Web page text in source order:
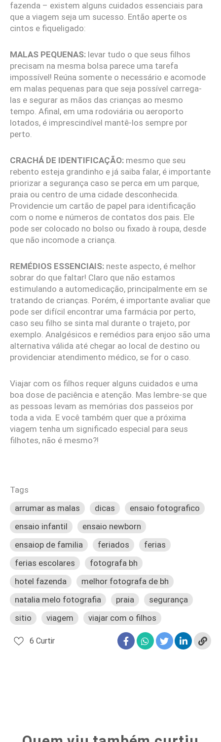
fazenda – existem alguns cuidados essenciais para
que a viagem seja um sucesso. Então aperte os
cintos e fiqueligado:
MALAS PEQUENAS: levar tudo o que seus filhos
precisam na mesma bolsa parece uma tarefa
impossível! Reúna somente o necessário e acomode
em malas pequenas para que seja possível carrega-
las e segurar as mãos das crianças ao mesmo
tempo. Afinal, em uma rodoviária ou aeroporto
lotados, é imprescindível mantê-los sempre por
perto.
CRACHÁ DE IDENTIFICAÇÃO: mesmo que seu
rebento esteja grandinho e já saiba falar, é importante
priorizar a segurança caso se perca em um parque,
praia ou centro de uma cidade desconhecida.
Providencie um cartão de papel para identificação
com o nome e números de contatos dos pais. Ele
pode ser colocado no bolso ou fixado à roupa, desde
que não incomode a criança.
REMÉDIOS ESSENCIAIS: neste aspecto, é melhor
sobrar do que faltar! Claro que não estamos
estimulando a automedicação, principalmente em se
tratando de crianças. Porém, é importante avaliar que
pode ser difícil encontrar uma farmácia por perto,
caso seu filho se sinta mal durante o trajeto, por
exemplo. Analgésicos e remédios para enjoo são uma
alternativa válida até chegar ao local de destino ou
providenciar atendimento médico, se for o caso.
Viajar com os filhos requer alguns cuidados e uma
boa dose de paciência e atenção. Mas lembre-se que
as pessoas levam as memórias dos passeios por
toda a vida. E você também quer que a próxima
viagem tenha um significado especial para seus
filhotes, não é mesmo?!
Tags
arrumar as malas
dicas
ensaio fotografico
ensaio infantil
ensaio newborn
ensaiop de familia
feriados
ferias
ferias escolares
fotografa bh
hotel fazenda
melhor fotografa de bh
natalia melo fotografia
praia
segurança
sitio
viagem viajar com o filhos
6 Curtir